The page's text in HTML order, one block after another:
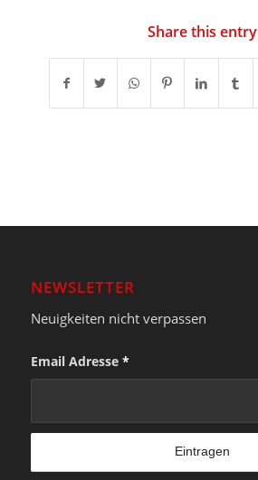
Share this entry
NEWSLETTER
Neuigkeiten nicht verpassen
Email Adresse *